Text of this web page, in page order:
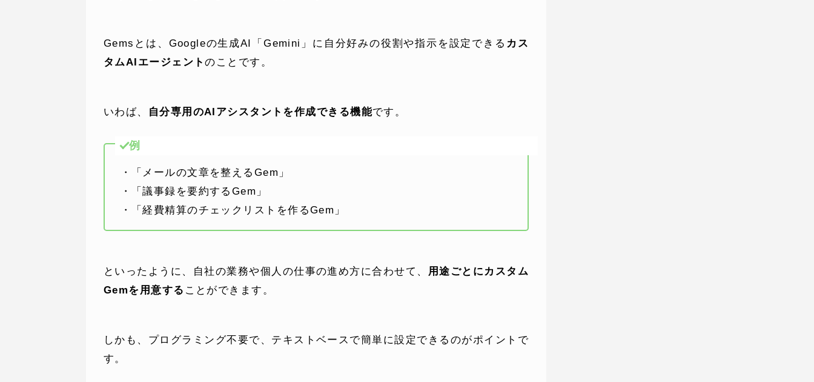
SERVICE
事業内容
システム開発
ホームページ制作
CONTENT
コンテンツ
制作実績
COMPANY
Gemsとは、Googleの生成AI「Gemini」に自分好みの役割や指示を設定できる カス
タムAIエージェントのことです。
いわば、 自分専用のAIアシスタントを作成できる機能です。
例
・「メールの文章を整えるGem」
・「議事録を要約するGem」
・「経費精算のチェックリストを作るGem」
といったように、自社の業務や個人の仕事の進め方に合わせて、 用途ごとにカスタム
Gemを用意する ことができます。
しかも、プログラミング不要で、テキストベースで簡単に設定できるのがポイントで
す。